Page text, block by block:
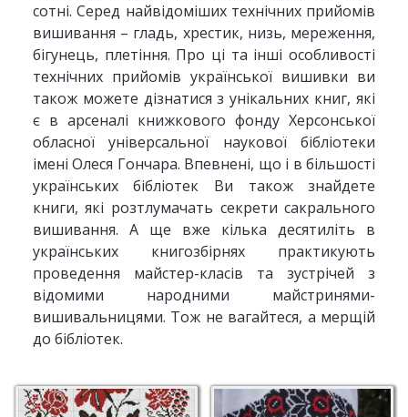
сотні. Серед найвідоміших технічних прийомів
вишивання – гладь, хрестик, низь, мереження,
бігунець, плетіння. Про ці та інші особливості
технічних прийомів української вишивки ви
також можете дізнатися з унікальних книг, які
є в арсеналі книжкового фонду Херсонської
обласної універсальної наукової бібліотеки
імені Олеся Гончара. Впевнені, що і в більшості
українських бібліотек Ви також знайдете
книги, які розтлумачать секрети сакрального
вишивання. А ще вже кілька десятиліть в
українських книгозбірнях практикують
проведення майстер-класів та зустрічей з
відомими народними майстринями-
вишивальницями. Тож не вагайтеся, а мерщій
до бібліотек.